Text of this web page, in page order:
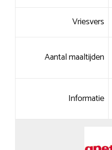
Vriesvers
Aantal maaltijden
Informatie